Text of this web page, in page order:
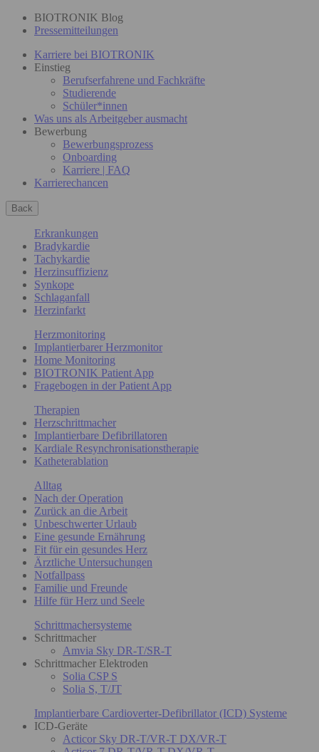
BIOTRONIK Blog
Pressemitteilungen
Karriere bei BIOTRONIK
Einstieg
Berufserfahrene und Fachkräfte
Studierende
Schüler*innen
Was uns als Arbeitgeber ausmacht
Bewerbung
Bewerbungsprozess
Onboarding
Karriere | FAQ
Karrierechancen
Back
Erkrankungen
Bradykardie
Tachykardie
Herzinsuffizienz
Synkope
Schlaganfall
Herzinfarkt
Herzmonitoring
Implantierbarer Herzmonitor
Home Monitoring
BIOTRONIK Patient App
Fragebogen in der Patient App
Therapien
Herzschrittmacher
Implantierbare Defibrillatoren
Kardiale Resynchronisationstherapie
Katheterablation
Alltag
Nach der Operation
Zurück an die Arbeit
Unbeschwerter Urlaub
Eine gesunde Ernährung
Fit für ein gesundes Herz
Ärztliche Untersuchungen
Notfallpass
Familie und Freunde
Hilfe für Herz und Seele
Schrittmachersysteme
Schrittmacher
Amvia Sky DR-T/SR-T
Schrittmacher Elektroden
Solia CSP S
Solia S, T/JT
Implantierbare Cardioverter-Defibrillator (ICD) Systeme
ICD-Geräte
Acticor Sky DR-T/VR-T DX/VR-T